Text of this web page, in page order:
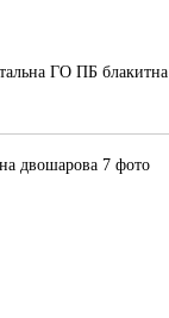
ГО ПБ блакитна